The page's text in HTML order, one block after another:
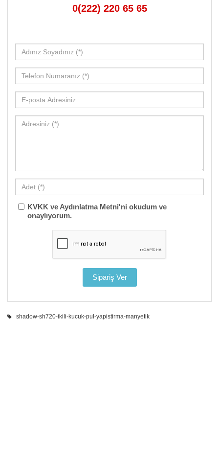
0(222) 220 65 65
KVKK ve Aydınlatma Metni'ni okudum ve
onaylıyorum.
shadow-sh720-ikili-kucuk-pul-yapistirma-manyetik